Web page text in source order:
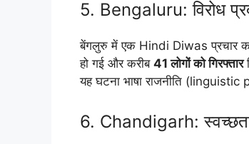
5. Bengaluru: विरोध
बेंगलुरु में एक Hindi Diwas प्रचार
हो गई और करीब 41 लोगों को गिरफ्तार
यह घटना भाषा राजनीति
6. Chandigarh: